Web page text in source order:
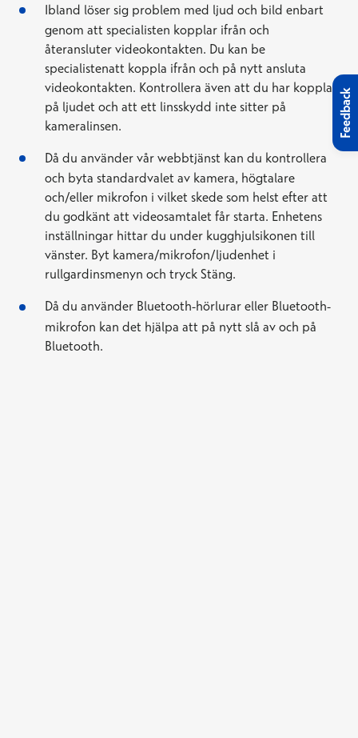
Ibland löser sig problem med ljud och bild enbart
genom att specialisten kopplar ifrån och
återansluter videokontakten. Du kan be
specialistenatt koppla ifrån och på nytt ansluta
videokontakten. Kontrollera även att du har kopplat
på ljudet och att ett linsskydd inte sitter på
kameralinsen.
Då du använder vår webbtjänst kan du kontrollera
och byta standardvalet av kamera, högtalare
och/eller mikrofon i vilket skede som helst efter att
du godkänt att videosamtalet får starta. Enhetens
inställningar hittar du under kugghjulsikonen till
vänster. Byt kamera/mikrofon/ljudenhet i
rullgardinsmenyn och tryck Stäng.
Då du använder Bluetooth-hörlurar eller Bluetooth-
mikrofon kan det hjälpa att på nytt slå av och på
Bluetooth.
Feedback